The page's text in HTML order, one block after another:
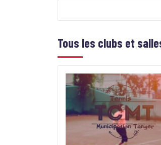
Tous les clubs et